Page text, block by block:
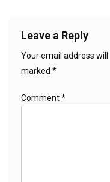
Leave a Reply
Your email address will
marked *
Comment*